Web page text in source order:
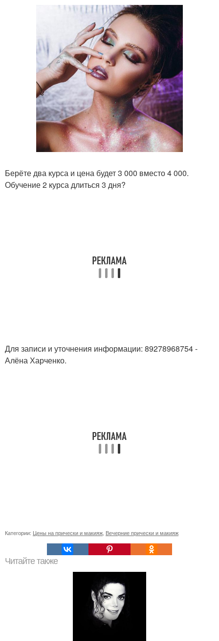
Берёте два курса и цена будет 3 000 вместо 4 000.
Обучение 2 курса длиться 3 дня?
Для записи и уточнения информации: 89278968754 -
Алёна Харченко.
Категории: Цены на прически и макияж Вечерние прически и макияж
Читайте также